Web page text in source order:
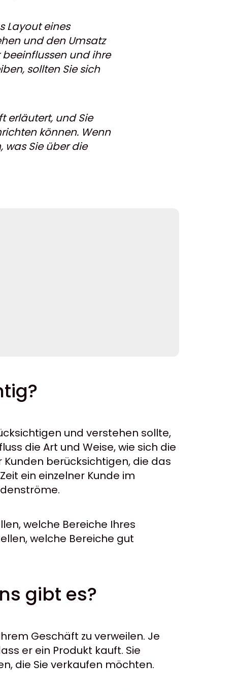
Layout eines
und den Umsatz
und ihre
sollten Sie sich
erläutert, und Sie
können. Wenn
was Sie über die
und verstehen sollte,
die Art und Weise, wie sich die
berücksichtigen, die das
ein einzelner Kunde im
welche Bereiche Ihres
welche Bereiche gut
gibt es?
Geschäft zu verweilen. Je
er ein Produkt kauft. Sie
die Sie verkaufen möchten.